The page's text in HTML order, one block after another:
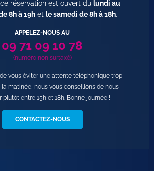
réservation est ouvert du lundi au
8h à 19het le samedi de 8h à 18h.
APPELEZ-NOUS AU
09 71 09 10 78
(numéro non surtaxé)
vous éviter une attente téléphonique trop
la matinée, nous vous conseillons de nous
plutôt entre 15h et 18h. Bonne journée !
CONTACTEZ-NOUS